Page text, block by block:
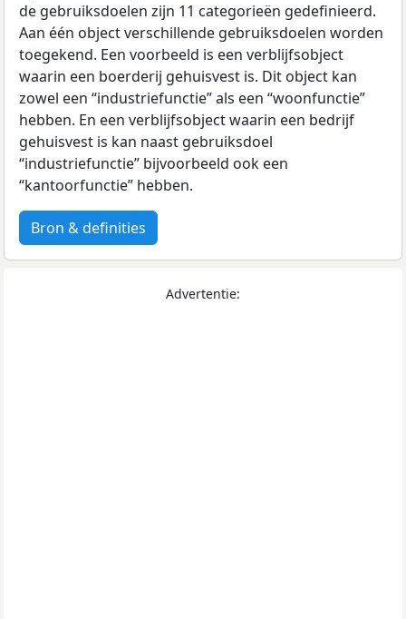
de gebruiksdoelen zijn 11 categorieën gedefinieerd.
Aan één object verschillende gebruiksdoelen worden
toegekend. Een voorbeeld is een verblijfsobject
waarin een boerderij gehuisvest is. Dit object kan
zowel een “industriefunctie” als een “woonfunctie”
hebben. En een verblijfsobject waarin een bedrijf
gehuisvest is kan naast gebruiksdoel
“industriefunctie” bijvoorbeeld ook een
“kantoorfunctie” hebben.
Bron & definities
Advertentie: